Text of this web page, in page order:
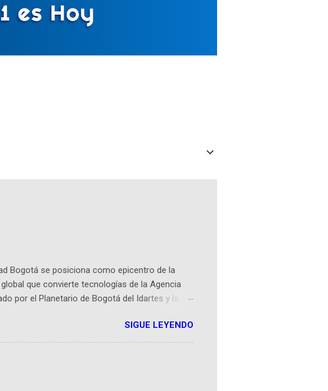
Bogotá se posiciona como epicentro de la
que convierte tecnologías de la Agencia
por el Planetario de Bogotá del Idartes y la
es una competencia mundial que opera en
en tecnologías espaciales como satélites y
en el Planetario (calle 26B #5-93), in...
SIGUE LEYENDO